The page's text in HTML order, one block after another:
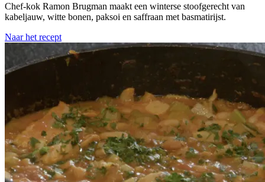
Chef-kok Ramon Brugman maakt een winterse stoofgerecht van
kabeljauw, witte bonen, paksoi en saffraan met basmatirijst.
Naar het recept